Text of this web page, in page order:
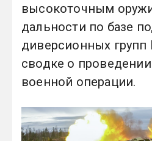
высокоточным
дальности по базе
диверсионных групп
сводке о
военной операции.